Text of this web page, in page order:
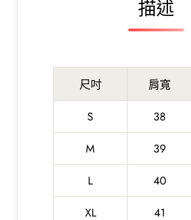
描述
尺吋 肩寬
S
38
M
39
L
40
XL
41